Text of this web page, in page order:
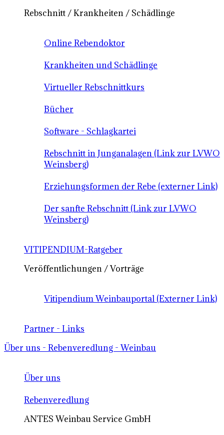
Rebschnitt / Krankheiten / Schädlinge
Online Rebendoktor
Krankheiten und Schädlinge
Virtueller Rebschnittkurs
Bücher
Software - Schlagkartei
Rebschnitt in Junganalagen (Link zur LVWO
Weinsberg)
Erziehungsformen der Rebe (externer Link)
Der sanfte Rebschnitt (Link zur LVWO
Weinsberg)
VITIPENDIUM-Ratgeber
Veröffentlichungen / Vorträge
Vitipendium Weinbauportal (Externer Link)
Partner - Links
Über uns - Rebenveredlung - Weinbau
Über uns
Rebenveredlung
ANTES Weinbau Service GmbH